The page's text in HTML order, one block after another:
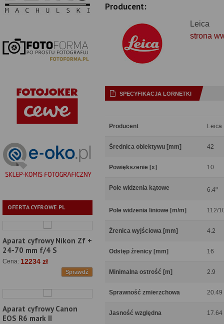
OFERTA CYFROWE.PL
Aparat cyfrowy Nikon Zf +
24-70 mm f/4 S
Cena: 12234 zł
Sprawdź
Aparat cyfrowy Canon
EOS R6 mark II
Producent:
Leica
strona
SPECYFIKACJA LORNETKI
Producent Leica
Średnica obiektywu [mm] 42
Powiększenie [x] 10
Pole widzenia kątowe 6.4o
Pole widzenia liniowe [m/m] 112/
Źrenica wyjściowa [mm] 4.2
Odstęp źrenicy [mm] 16
Minimalna ostrość [m] 2.9
Sprawność zmierzchowa 20.49
Jasność względna 17.64